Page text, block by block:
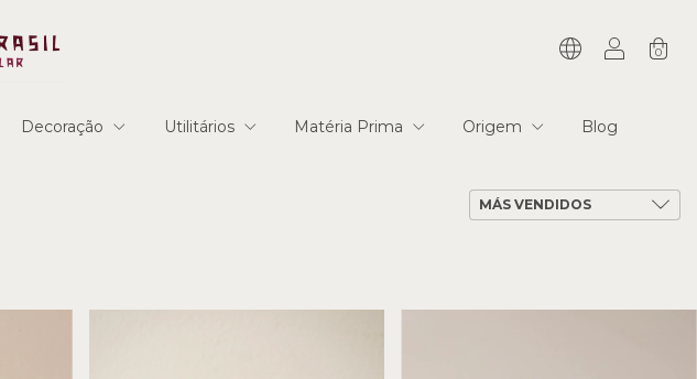
0
Decoração Utilitários Matéria Prima Origem Blog